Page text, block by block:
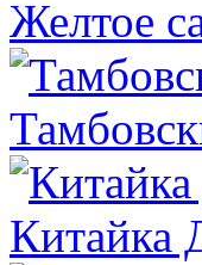
Желтое
Китайка